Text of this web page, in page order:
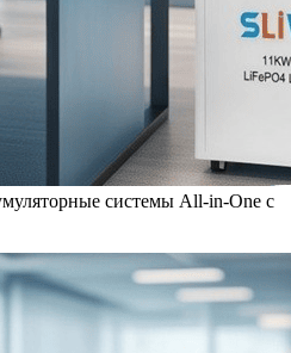
системы All-in-One с